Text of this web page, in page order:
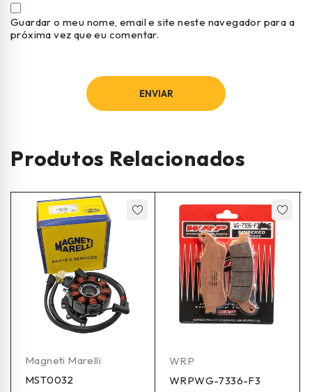
Guardar o meu nome, email e site neste navegador para a
próxima vez que eu comentar.
Produtos Relacionados
Magneti Marelli
MST0032
WRP
WRPWG-7336-F3